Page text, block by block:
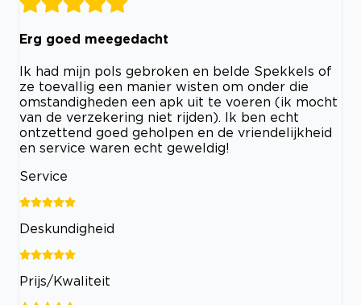
Erg goed meegedacht
Ik had mijn pols gebroken en belde Spekkels of
ze toevallig een manier wisten om onder die
omstandigheden een apk uit te voeren (ik mocht
van de verzekering niet rijden). Ik ben echt
ontzettend goed geholpen en de vriendelijkheid
en service waren echt geweldig!
Service
Deskundigheid
Prijs/Kwaliteit